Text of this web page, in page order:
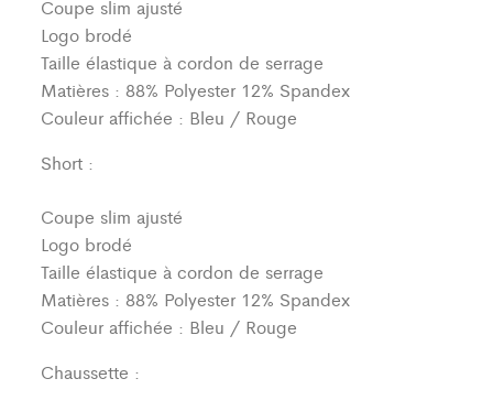
Coupe slim ajusté
Logo brodé
Taille élastique à cordon de serrage
Matières : 88% Polyester 12% Spandex
Couleur affichée : Bleu / Rouge
Short :
Coupe slim ajusté
Logo brodé
Taille élastique à cordon de serrage
Matières : 88% Polyester 12% Spandex
Couleur affichée : Bleu / Rouge
Chaussette :